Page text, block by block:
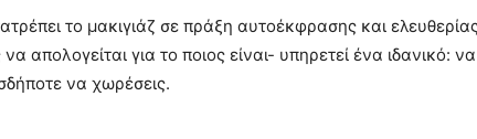
το μακιγιάζ σε πράξη αυτοέκφρασης και
για το ποιος είναι- υπηρετεί ένα ιδανικό:
να χωρέσεις.